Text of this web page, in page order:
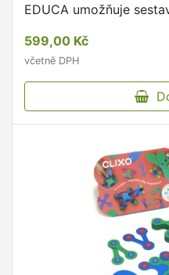
EDUCA umožňuje
plastových …
599,00 Kč
včetně DPH